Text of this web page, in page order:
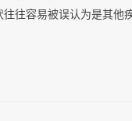
往容易被误认为是其他